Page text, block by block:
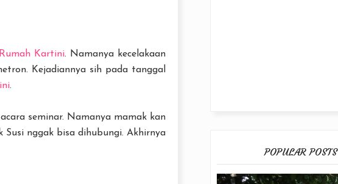
Kartini. Namanya kecelakaan
Kejadiannya sih pada tanggal
.
seminar. Namanya mamak kan
nggak bisa dihubungi. Akhirnya
POPULAR POSTS